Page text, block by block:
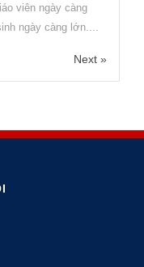
viên ngày càng
ngày càng lớn....
Next »